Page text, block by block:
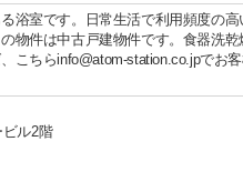
浴室です。日常生活で利用頻度の
物件は中古戸建物件です。食器洗
こちらinfo@atom-station.co.jpでお
ル2階